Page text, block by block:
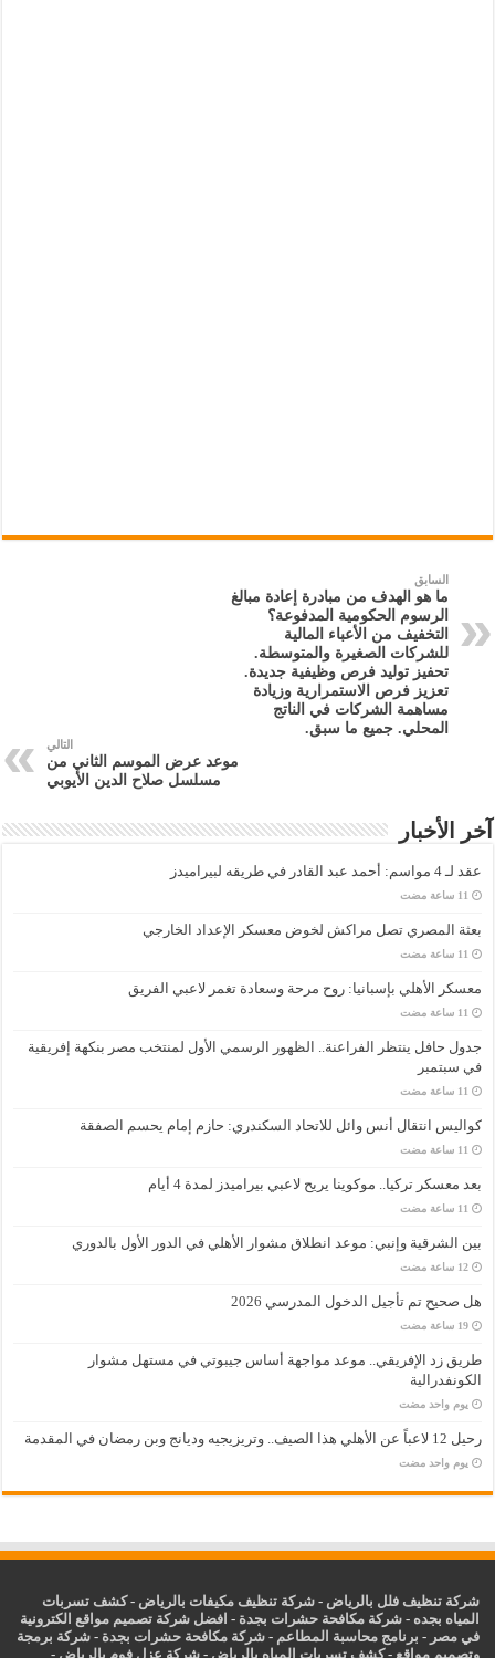
السابق
ما هو الهدف من مبادرة إعادة مبالغ
الرسوم الحكومية المدفوعة؟
التخفيف من الأعباء المالية
للشركات الصغيرة والمتوسطة.
تحفيز توليد فرص وظيفية جديدة.
تعزيز فرص الاستمرارية وزيادة
مساهمة الشركات في الناتج
المحلي. جميع ما سبق.
التالي
موعد عرض الموسم الثاني من
مسلسل صلاح الدين الأيوبي
آخر الأخبار
عقد لـ 4 مواسم: أحمد عبد القادر في طريقه لبيراميدز
بعثة المصري تصل مراكش لخوض معسكر الإعداد الخارجي
معسكر الأهلي بإسبانيا: روح مرحة وسعادة تغمر لاعبي الفريق
جدول حافل ينتظر الفراعنة.. الظهور الرسمي الأول لمنتخب مصر بنكهة إفريقية
في سبتمبر
كواليس انتقال أنس وائل للاتحاد السكندري: حازم إمام يحسم الصفقة
بعد معسكر تركيا.. موكوينا يريح لاعبي بيراميدز لمدة 4 أيام
بين الشرقية وإنبي: موعد انطلاق مشوار الأهلي في الدور الأول بالدوري
‏12 ساعة مضت
هل صحيح تم تأجيل الدخول المدرسي 2026
‏19 ساعة مضت
طريق زد الإفريقي.. موعد مواجهة أساس جيبوتي في مستهل مشوار
الكونفدرالية
‏يوم واحد مضت
رحيل 12 لاعباً عن الأهلي هذا الصيف.. وتريزيجيه وديانج وبن رمضان في المقدمة
‏يوم واحد مضت
شركة تنظيف فلل بالرياض -شركة تنظيف مكيفات بالرياض -كشف تسربات
المياه بجده -شركة مكافحة حشرات بجدة - افضل شركة تصميم مواقع الكترونية
في مصر - برنامج محاسبة المطاعم -شركة مكافحة حشرات بجدة -شركة برمجة
وتصميم مواقع -كشف تسربات المياه بالرياض -شركة عزل فوم بالرياض -